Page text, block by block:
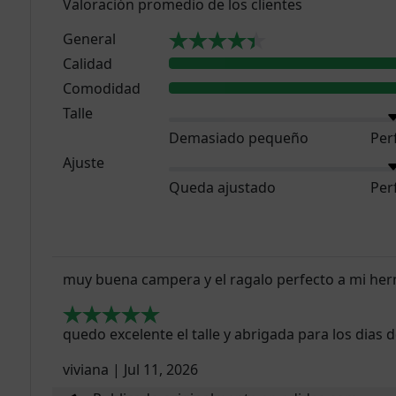
Valoración promedio de los clientes
General
Calidad
Comodidad
Talle
Demasiado pequeño
Ajuste
Queda ajustado
muy buena campera y el ragalo perfecto a mi
quedo excelente el talle y abrigada para los dias
viviana | Jul 11, 2026